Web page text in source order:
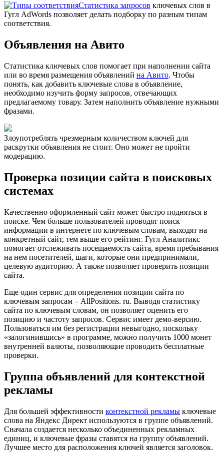
Статистика запросов ключевых слов в
Гугл AdWords позволяет делать подборку по разным типам
соответствия.
Объявления на Авито
Статистика ключевых слов помогает при наполнении сайта
или во время размещения объявлений на Авито. Чтобы
понять, как добавить ключевые слова в объявление,
необходимо изучить форму запросов, отвечающих
предлагаемому товару. Затем наполнить объявление нужными
фразами.
Злоупотреблять чрезмерным количеством ключей для
раскрутки объявления не стоит. Оно может не пройти
модерацию.
Проверка позиции сайта в поисковых
системах
Качественно оформленный сайт может быстро подняться в
поиске. Чем больше пользователей проводят поиск
информации в интернете по ключевым словам, выходят на
конкретный сайт, тем выше его рейтинг. Гугл Аналитикс
помогает отслеживать посещаемость сайта, время пребывания
на нем посетителей, шаги, которые они предпринимали,
целевую аудиторию. А также позволяет проверить позиции
сайта.
Еще один сервис для определения позиции сайта по
ключевым запросам – AllPositions. ru. Выводя статистику
сайта по ключевым словам, он позволяет оценить его
позицию и частоту запросов. Сервис имеет демо-версию.
Пользоваться им без регистрации невыгодно, поскольку
«залогинившись» в программе, можно получить 1000 монет
внутренней валюты, позволяющие проводить бесплатные
проверки.
Группа объявлений для контекстной
рекламы
Для большей эффективности контекстной рекламы ключевые
слова на Яндекс Директ используются в группе объявлений.
Сначала создается несколько объединенных рекламных
единиц, и ключевые фразы ставятся на группу объявлений.
Лучшее место для расположения ключей является заголовок.